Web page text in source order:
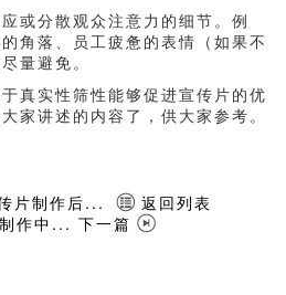
或分散观众注意力的细节。例
角落、员工疲惫的表情（如果不
量避免。
真实性筛性能够促进宣传片的优
家讲述的内容了，供大家参考。
片制作后...
返回列表
作中... 下一篇